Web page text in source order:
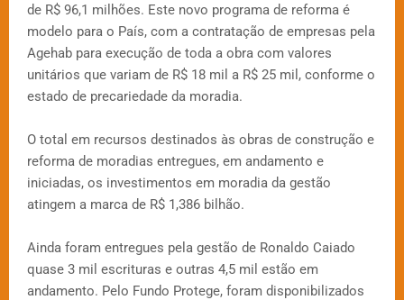
de R$ 96,1 milhões. Este novo programa de reforma é
modelo para o País, com a contratação de empresas pela
Agehab para execução de toda a obra com valores
unitários que variam de R$ 18 mil a R$ 25 mil, conforme o
estado de precariedade da moradia.
O total em recursos destinados às obras de construção e
reforma de moradias entregues, em andamento e
iniciadas, os investimentos em moradia da gestão
atingem a marca de R$ 1,386 bilhão.
Ainda foram entregues pela gestão de Ronaldo Caiado
quase 3 mil escrituras e outras 4,5 mil estão em
andamento. Pelo Fundo Protege, foram disponibilizados